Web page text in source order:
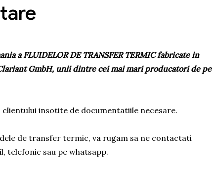
a FLUIDELOR DE TRANSFER TERMIC fabricate in
GmbH, unii dintre cei mai mari producatori de pe
insotite de documentatiile necesare.
de transfer termic, va rugam sa ne contactati
telefonic sau pe whatsapp.